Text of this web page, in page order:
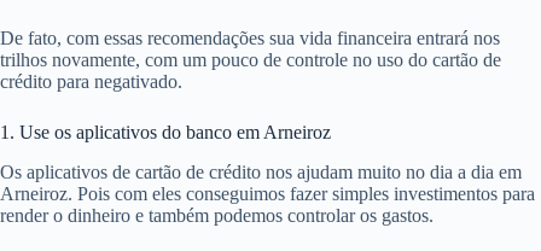
De fato, com essas recomendações sua vida financeira entrará nos
trilhos novamente, com um pouco de controle no uso do cartão de
crédito para negativado.
1. Use os aplicativos do banco em Arneiroz
Os aplicativos de cartão de crédito nos ajudam muito no dia a dia em
Arneiroz. Pois com eles conseguimos fazer simples investimentos para
render o dinheiro e também podemos controlar os gastos.